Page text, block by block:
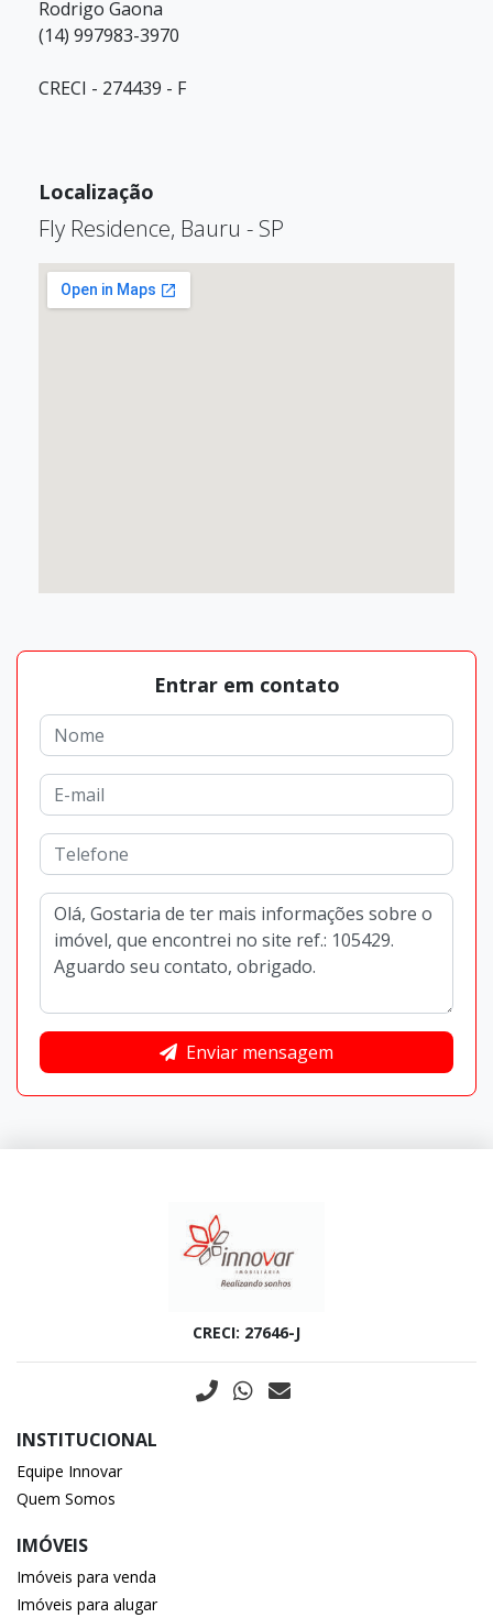
Rodrigo Gaona
(14) 997983-3970
CRECI - 274439 - F
Localização
Fly Residence, Bauru - SP
Entrar em contato
Enviar mensagem
CRECI: 27646-J
INSTITUCIONAL
Equipe Innovar
Quem Somos
IMÓVEIS
Imóveis para venda
Imóveis para alugar